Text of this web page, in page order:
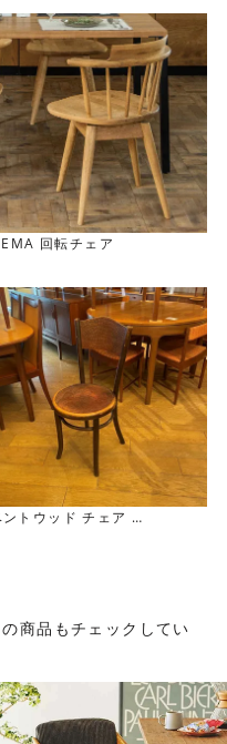
。
Plan Round Coffee Table
回転チェア
ントウッド チェア
商品もチェックしてい